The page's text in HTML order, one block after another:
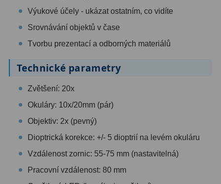
Mikroskopy76
Laboratorní 33
Kapesní10
Digitální10
Výukové účely - ukázat ostatním, co vidíte
Srovnávání objektů v čase
Tvorbu prezentací a odborných materiálů
Technické parametry
Zvětšení: 20x
Okuláry: 10x/20mm (pár)
Objektiv: 2x (pevný)
Dioptrická korekce: +/- 5 dioptrií na levém okuláru
Vzdálenost zornic: 55-75 mm (nastavitelná)
Pracovní vzdálenost: 80 mm